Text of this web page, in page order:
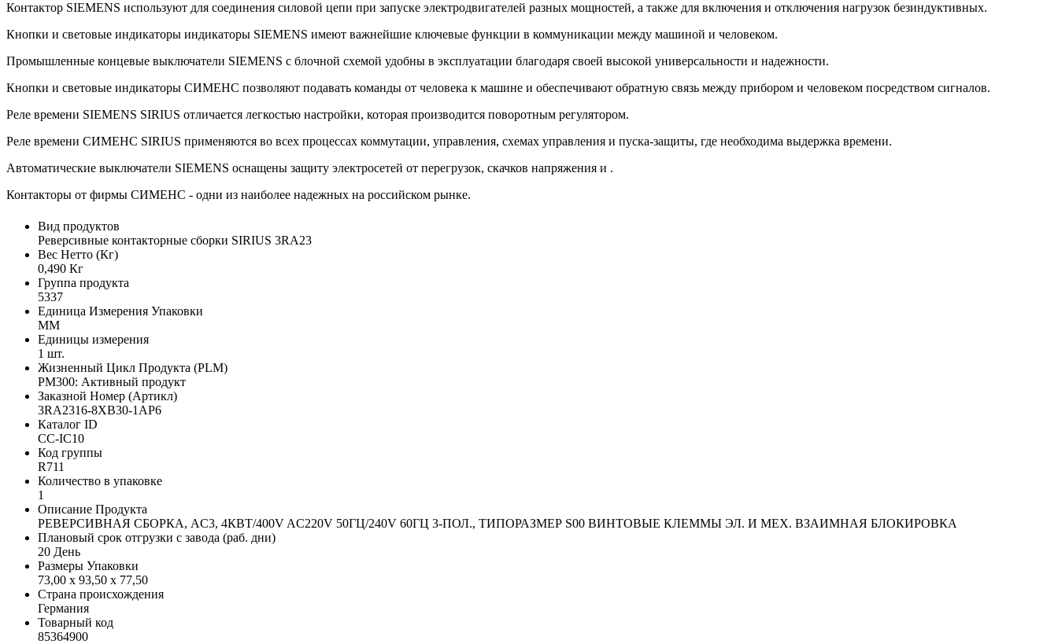
Контактор SIEMENS используют для соединения силовой цепи при запуске электродвигателей разных мощностей, а также для включения и отключения нагрузок безиндуктивных.
Кнопки и световые индикаторы индикаторы SIEMENS имеют важнейшие ключевые функции в коммуникации между машиной и человеком.
Промышленные концевые выключатели SIEMENS с блочной схемой удобны в эксплуатации благодаря своей высокой универсальности и надежности.
Кнопки и световые индикаторы СИМЕНС позволяют подавать команды от человека к машине и обеспечивают обратную связь между прибором и человеком посредством сигналов.
Реле времени SIEMENS SIRIUS отличается легкостью настройки, которая производится поворотным регулятором.
Реле времени СИМЕНС SIRIUS применяются во всех процессах коммутации, управления, схемах управления и пуска-защиты, где необходима выдержка времени.
Автоматические выключатели SIEMENS оснащены защиту электросетей от перегрузок, скачков напряжения и .
Контакторы от фирмы СИМЕНС - одни из наиболее надежных на российском рынке.
Вид продуктов
Реверсивные контакторные сборки SIRIUS 3RA23
Вес Нетто (Кг)
0,490 Кг
Группа продукта
5337
Единица Измерения Упаковки
MM
Единицы измерения
1 шт.
Жизненный Цикл Продукта (PLM)
PM300: Активный продукт
Заказной Номер (Артикл)
3RA2316-8XB30-1AP6
Каталог ID
CC-IC10
Код группы
R711
Количество в упаковке
1
Описание Продукта
РЕВЕРСИВНАЯ СБОРКА, AC3, 4КВТ/400V AC220V 50ГЦ/240V 60ГЦ 3-ПОЛ., ТИПОРАЗМЕР S00 ВИНТОВЫЕ КЛЕММЫ ЭЛ. И МЕХ. ВЗАИМНАЯ БЛОКИРОВКА
Плановый срок отгрузки с завода (раб. дни)
20 День
Размеры Упаковки
73,00 x 93,50 x 77,50
Страна происхождения
Германия
Товарный код
85364900